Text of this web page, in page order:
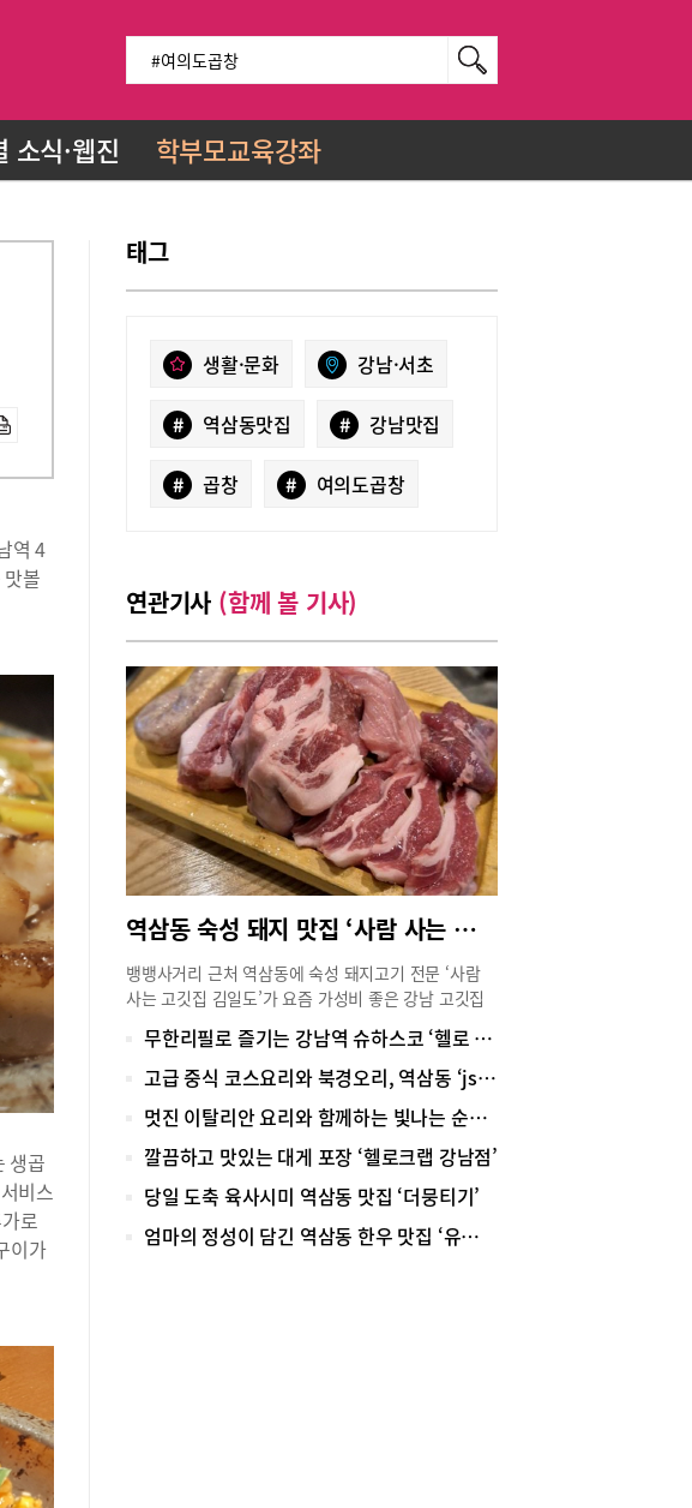
소식·웹진 학부모교육강좌
역 4
볼
생곱
비스
로
이가
태그
생활·문화 강남·서초
# 역삼동맛집 # 강남맛집
# 곱창 # 여의도곱창
연관기사 (함께 볼 기사)
역삼동 숙성 돼지 맛집 ‘사람 사는 고깃집 김일도’
뱅뱅사거리 근처 역삼동에 숙성 돼지고기 전문 ‘사람
사는 고깃집 김일도’가 요즘 가성비 좋은 강남 고깃집
으로 핫하다. 안으로 들어가면 ‘겸손하라, 음식은 무조
건 맛이다!’라는 슬로건이 눈에 띄는데, 과연 음식을 맛
보면 그 맛을 인정하지 않을 수 없다.김일도는 섭씨 1
고기의 육즙이 풍부해 식감이 부드럽고 맛도 담백하다.
대표 메뉴는 숙성 한돈의 다양한 부위를 맛볼 수 있는
모둠 메뉴인 ‘김일도 한판’(58,000)인데, 삼겹살, 꽃목
살, 항정살, 가브리살, 갈매기살 등 숙성 한돈의 고급
부위가 580g이고 수제소시지도 더해져 총 700g으로
푸짐하게 구성된 메뉴다.고기에 곁들이는 전남 강진의
무한리필로 즐기는 강남역 슈하스코 ‘헬로 브라질’
고급 중식 코스요리와 북경오리, 역삼동 ‘js가든’ 센터필드점
멋진 이탈리안 요리와 함께하는 빛나는 순간 ‘파츠’
깔끔하고 맛있는 대게 포장 ‘헬로크랩 강남점’
당일 도축 육사시미 역삼동 맛집 ‘더뭉티기’
엄마의 정성이 담긴 역삼동 한우 맛집 ‘유미식당’